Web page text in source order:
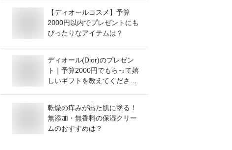
【ディオールコスメ】予算
2000円以内でプレゼントにも
ぴったりなアイテムは？
ディオール(Dior)のプレゼン
ト｜予算2000円でもらって嬉
しいギフトを教えてくださ
乾燥の痒みが出た肌に塗る！
無添加・無香料の保湿クリー
ムのおすすめは？